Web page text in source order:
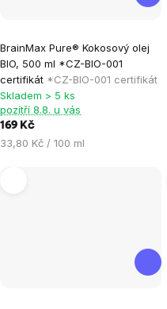
BrainMax Pure® Kokosový olej
BIO, 500 ml *CZ-BIO-001
certifikát *CZ-BIO-001 certifikát
hodnocení
produktu
je
5,0
z
5
Skladem > 5 ks
pozítří 8.8. u vás
169 Kč
Měrná
33,80 Kč / 100 ml